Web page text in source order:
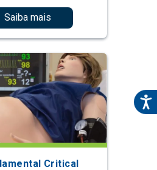
Saiba mais
Critical